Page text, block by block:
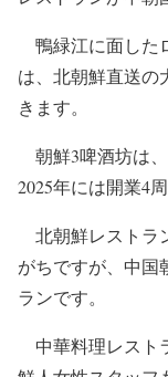
鴨緑江に面した
は、北朝鮮直送の
きます。
朝鮮3啤酒坊は、
2025年には開業4
北朝鮮レストラ
がちですが、中国
ランです。
中華料理レスト